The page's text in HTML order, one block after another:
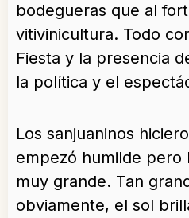
bodegueras que al
vitivinicultura. Todo
Fiesta y la presencia
la política y el
Los sanjuaninos
empezó humilde pero
muy grande. Tan
obviamente, el sol